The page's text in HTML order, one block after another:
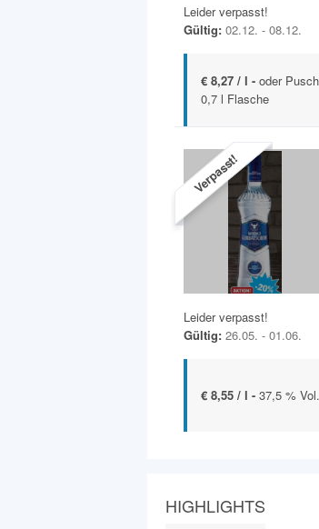
Leider verpasst!
Gültig: 02.12. - 08.12.
€ 8,27 / l - oder
0,7 l Flasche
Verpasst!
Leider verpasst!
Gültig: 26.05. - 01.06.
€ 8,55 / l - 37,5 %
HIGHLIGHTS